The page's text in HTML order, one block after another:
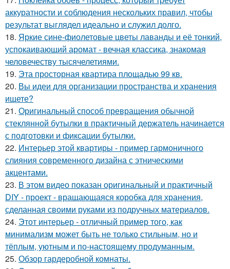
аккуратности и соблюдения нескольких правил, чтобы
результат выглядел идеально и служил долго.
18. Яркие сине-фиолетовые цветы лаванды и её тонкий,
успокаивающий аромат - вечная классика, знакомая
человечеству тысячелетиями.
19. Эта просторная квартира площадью 99 кв.
20. Вы идеи для организации пространства и хранения
ищете?
21. Оригинальный способ превращения обычной
стеклянной бутылки в практичный держатель начинается
с подготовки и фиксации бутылки.
22. Интерьер этой квартиры - пример гармоничного
слияния современного дизайна с этническими
акцентами.
23. В этом видео показан оригинальный и практичный
DIY - проект - вращающаяся коробка для хранения,
сделанная своими руками из подручных материалов.
24. Этот интерьер - отличный пример того, как
минимализм может быть не только стильным, но и
тёплым, уютным и по-настоящему продуманным.
25. Обзор гардеробной комнаты.